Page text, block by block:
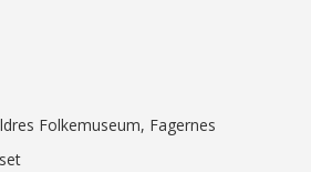
Folkemuseum, Fagernes